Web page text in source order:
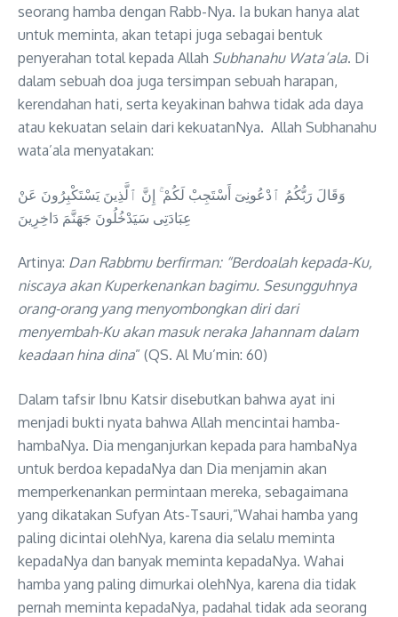
seorang hamba dengan Rabb-Nya. Ia bukan hanya alat
untuk meminta, akan tetapi juga sebagai bentuk
penyerahan total kepada Allah Subhanahu Wata’ala. Di
dalam sebuah doa juga tersimpan sebuah harapan,
kerendahan hati, serta keyakinan bahwa tidak ada daya
atau kekuatan selain dari kekuatanNya. Allah Subhanahu
wata’ala menyatakan:
وَقَالَ رَبُّكُمُ ٱدْعُونِىٓ أَسْتَجِبْ لَكُمْ ۚ إِنَّ ٱلَّذِينَ يَسْتَكْبِرُونَ عَنْ
عِبَادَتِى سَيَدْخُلُونَ جَهَنَّمَ دَاخِرِينَ
Artinya: Dan Rabbmu berfirman: “Berdoalah kepada-Ku,
niscaya akan Kuperkenankan bagimu. Sesungguhnya
orang-orang yang menyombongkan diri dari
menyembah-Ku akan masuk neraka Jahannam dalam
keadaan hina dina” (QS. Al Mu’min: 60)
Dalam tafsir Ibnu Katsir disebutkan bahwa ayat ini
menjadi bukti nyata bahwa Allah mencintai hamba-
hambaNya. Dia menganjurkan kepada para hambaNya
untuk berdoa kepadaNya dan Dia menjamin akan
memperkenankan permintaan mereka, sebagaimana
yang dikatakan Sufyan Ats-Tsauri,”Wahai hamba yang
paling dicintai olehNya, karena dia selalu meminta
kepadaNya dan banyak meminta kepadaNya. Wahai
hamba yang paling dimurkai olehNya, karena dia tidak
pernah meminta kepadaNya, padahal tidak ada seorang